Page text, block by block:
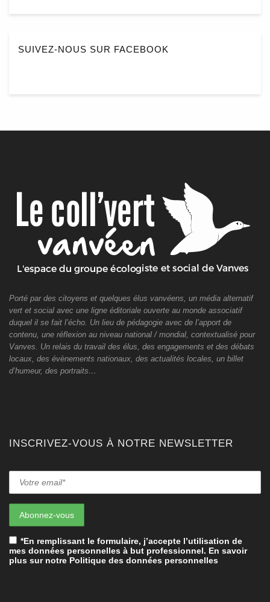
SUIVEZ-NOUS SUR FACEBOOK
Porté par des citoyens et quelques élus vanvéens, un média alternatif
vert et social avec une ligne éditoriale ouverte au monde associatif
duquel il se fait l’écho. Un lieu de pédagogie avec de l’apport de
contenu, une réflexion au niveau national / mondial, contextualisé pour
Vanves. Un relais du travail des élus, des engagements et des débats
locaux, des évènements nationaux, des actualités locales, un billet
d’humeur, des portraits…
INSCRIVEZ-VOUS À NOTRE NEWSLETTER
*En remplissant le formulaire, j’accepte l’utilisation de
mes données personnelles à but professionnel. En savoir
plus sur notre Politique des données personnelles